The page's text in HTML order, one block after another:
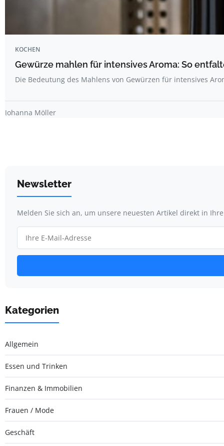
KOCHEN
Gewürze mahlen für intensives Aroma: So
Die Bedeutung des Mahlens von Gewürzen für intensives
Johanna Möller
Newsletter
Melden Sie sich an, um unsere neuesten Artikel direkt in
Kategorien
Allgemein
Essen und Trinken
Finanzen & Immobilien
Frauen / Mode
Geschäft